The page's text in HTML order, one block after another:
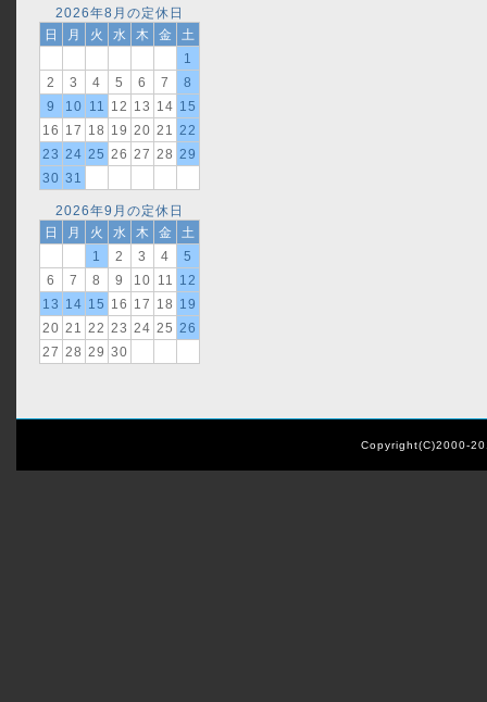
2026年8月の定休日
日
月 火 水 木 金
土
1
2
3 4 5 6 7
8
9
10 11 12 13 14 15
16
17 18 19 20 21
22
23
24 25 26 27 28
29
30 31
2026年9月の定休日
日
月 火 水 木 金
土
1
2 3 4
5
6
7 8 9 10 11
12
13
14 15 16 17 18
19
20 21 22 23 24 25
26
27
28 29 30
Copyright(C)2000-